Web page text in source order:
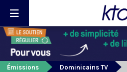
Émissions
Dominicains TV